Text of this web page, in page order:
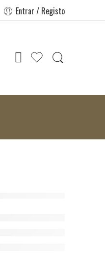
Entrar / Registo